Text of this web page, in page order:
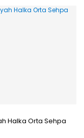
Halka Orta Sehpa